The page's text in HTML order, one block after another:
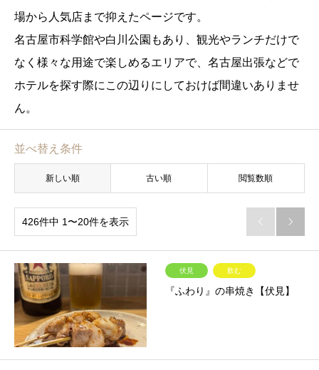
場から人気店まで抑えたページです。
名古屋市科学館や白川公園もあり、観光やランチだけで
なく様々な用途で楽しめるエリアで、名古屋出張などで
ホテルを探す際にこの辺りにしておけば間違いありませ
ん。
並べ替え条件
新しい順 古い順 閲覧数順
426件中 1〜20件を表示  
伏見 飲む
『ふわり』の串焼き【伏見】